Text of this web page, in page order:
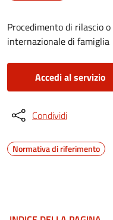
Procedimento di rilascio
internazionale di famiglia
Accedi al servizio
Condividi
Normativa di riferimento